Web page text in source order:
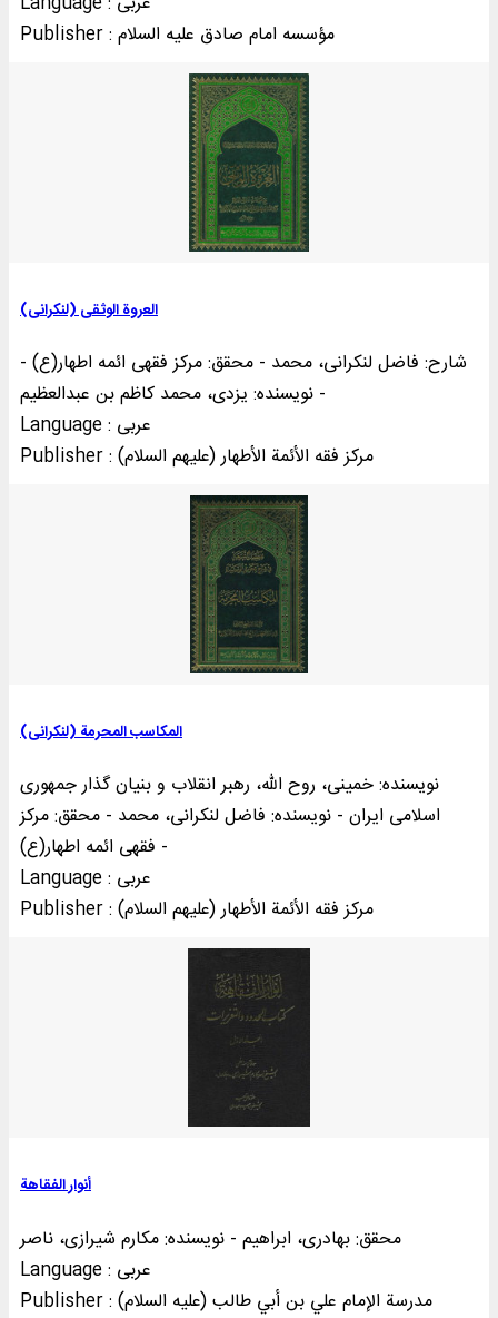
Publisher : مؤسسه امام صادق علیه السلام
العروة الوثقی (لنکرانی)
شارح: فاضل لنکرانی، محمد - محقق: مرکز فقهی ائمه اطهار(ع) -
نویسنده: یزدی، محمد کاظم بن عبدالعظیم -
Language : عربی
Publisher : مرکز فقه الأئمة الأطهار (علیهم السلام)
المکاسب المحرمة (لنکرانی)
نویسنده: خمینی‌، روح الله، رهبر انقلاب و بنیان گذار جمهوری
اسلامی ایران - نویسنده: فاضل لنکرانی، محمد - محقق: مرکز
فقهی ائمه اطهار(ع) -
Language : عربی
Publisher : مرکز فقه الأئمة الأطهار (علیهم السلام)
أنوار الفقاهة
محقق: بهادری، ابراهیم - نویسنده: مکارم شیرازی، ناصر
Language : عربی
Publisher : مدرسة الإمام علي بن أبي طالب (علیه السلام)